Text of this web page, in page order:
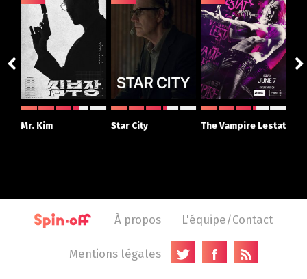
Mr. Kim Star City The Vampire Lestat
À propos L'équipe/Contact
Mentions légales